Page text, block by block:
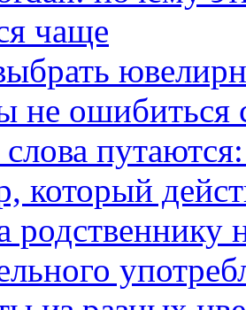
чаще
не ошибиться
который